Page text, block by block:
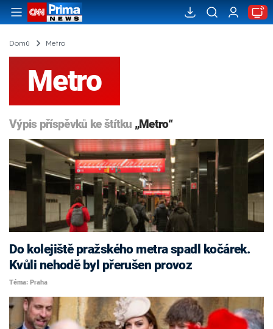
Domů Metro
Metro
Výpis příspěvků ke štítku „Metro“
Do kolejiště pražského metra spadl kočárek.
Kvůli nehodě byl přerušen provoz
Téma: Praha